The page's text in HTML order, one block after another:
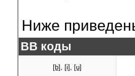
Ниже
BB коды
[b] , [i] , [u]